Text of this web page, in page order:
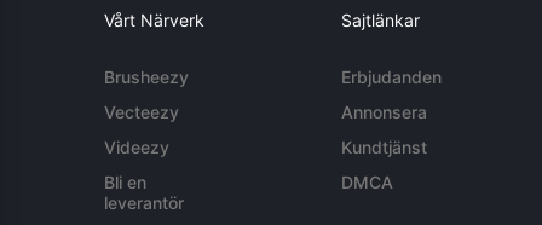
Vårt Närverk
Brusheezy
Vecteezy
Videezy
Bli en
leverantör
Sajtlänkar
Erbjudanden
Annonsera
Kundtjänst
DMCA